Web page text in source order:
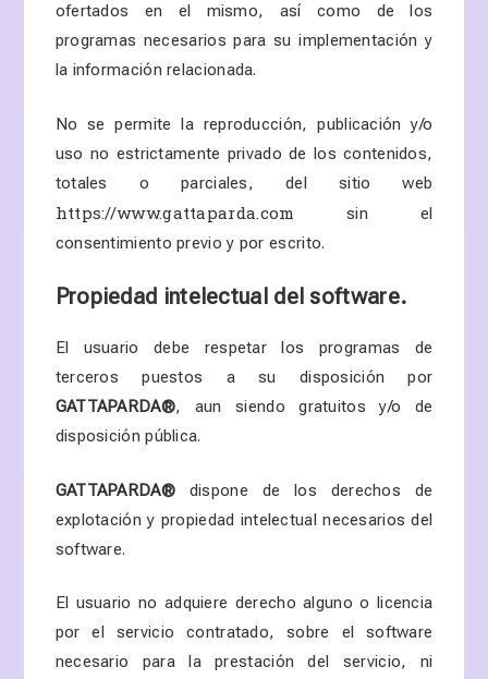
ofertados en el mismo, así como de los
programas necesarios para su implementación y
la información relacionada.
No se permite la reproducción, publicación y/o
uso no estrictamente privado de los contenidos,
totales o parciales, del sitio web
https://www.gattaparda.com sin el
consentimiento previo y por escrito.
Propiedad intelectual del software.
El usuario debe respetar los programas de
terceros puestos a su disposición por
GATTAPARDA®, aun siendo gratuitos y/o de
disposición pública.
GATTAPARDA®dispone de los derechos de
explotación y propiedad intelectual necesarios del
software.
El usuario no adquiere derecho alguno o licencia
por el servicio contratado, sobre el software
necesario para la prestación del servicio, ni